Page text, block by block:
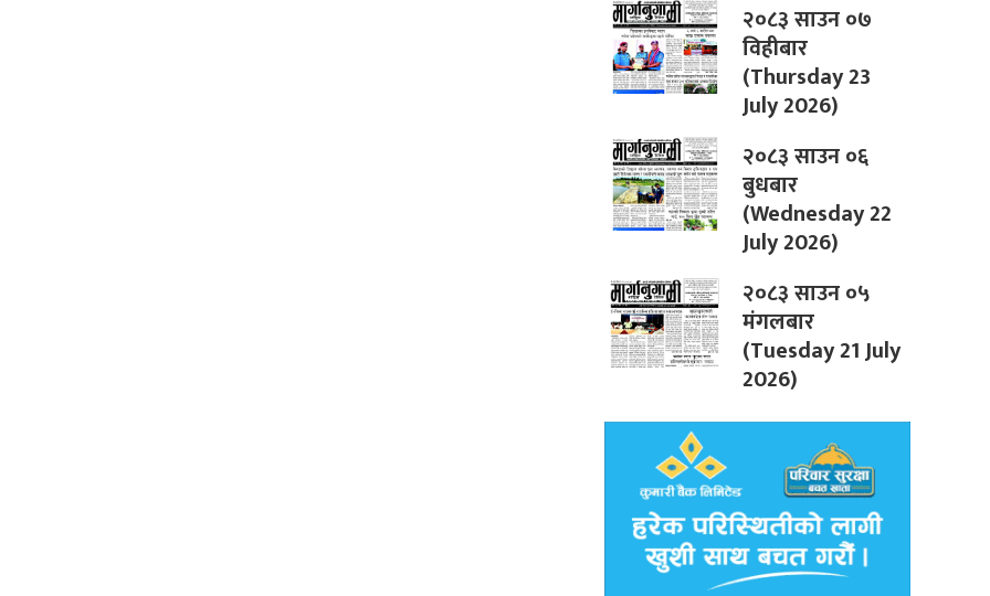
२०८३ साउन ०७
विहीबार
(Thursday 23
July 2026)
२०८३ साउन ०६
बुधबार
(Wednesday 22
July 2026)
२०८३ साउन ०५
मंगलबार
(Tuesday 21 July
2026)